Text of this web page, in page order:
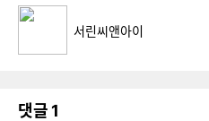
서린씨앤아이
댓글 1